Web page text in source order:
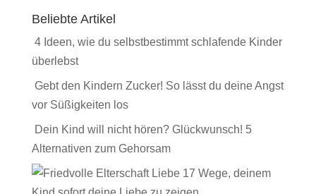
Beliebte Artikel
4 Ideen, wie du selbstbestimmt schlafende Kinder
überlebst
Gebt den Kindern Zucker! So lässt du deine Angst
vor Süßigkeiten los
Dein Kind will nicht hören? Glückwunsch! 5
Alternativen zum Gehorsam
17 Wege, deinem